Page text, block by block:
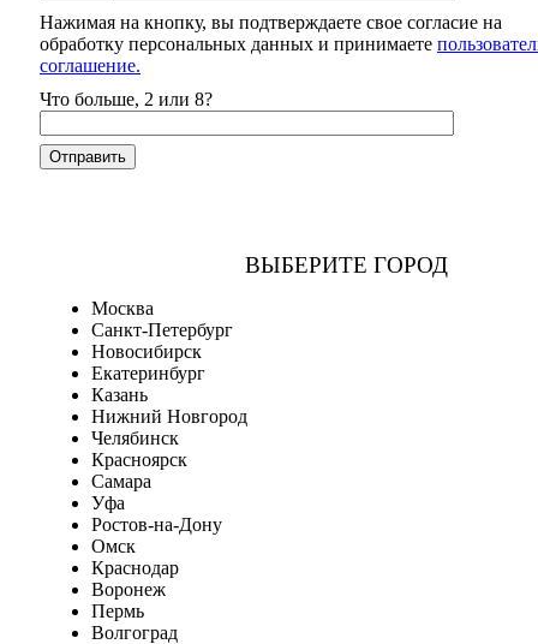
Нажимая на кнопку, вы подтверждаете свое согласие на
обработку персональных данных и принимаете
соглашение.
Что больше, 2 или 8?
ВЫБЕРИТЕ ГОРОД
Москва
Санкт-Петербург
Новосибирск
Екатеринбург
Казань
Нижний Новгород
Челябинск
Красноярск
Самара
Уфа
Ростов-на-Дону
Омск
Краснодар
Воронеж
Пермь
Волгоград